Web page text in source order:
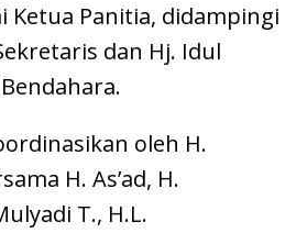
Ketua Panitia, didampingi
dan Hj. Idul
oleh H.
H. As’ad, H.
T., H.L.